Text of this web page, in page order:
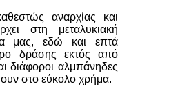
αναρχίας και
στη μεταλυκιακή
μας, εδώ και επτά
δράσης εκτός από
διάφοροι αλμπάνηδες
στο εύκολο χρήμα.